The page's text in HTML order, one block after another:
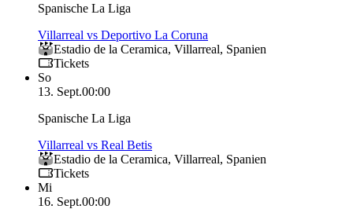
Spanische La Liga
Villarreal vs Deportivo La Coruna
Estadio de la Ceramica, Villarreal, Spanien
Tickets
So
13. Sept.00:00
Spanische La Liga
Villarreal vs Real Betis
Estadio de la Ceramica, Villarreal, Spanien
Tickets
Mi
16. Sept.00:00